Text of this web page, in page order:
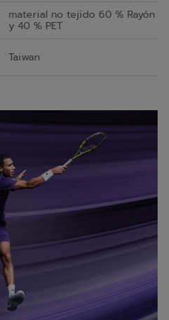
material no tejido 60 % Rayón
y 40 % PET
Taiwan